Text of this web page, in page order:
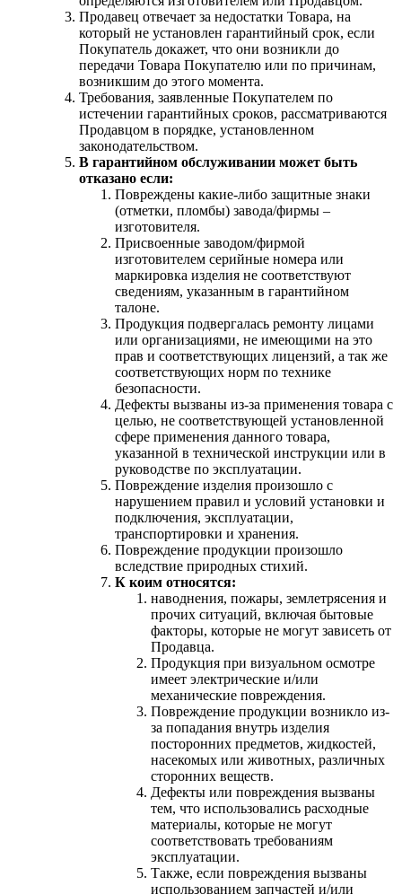
Продавец отвечает за недостатки Товара, на
который не установлен гарантийный срок, если
Покупатель докажет, что они возникли до
передачи Товара Покупателю или по причинам,
возникшим до этого момента.
Требования, заявленные Покупателем по
истечении гарантийных сроков, рассматриваются
Продавцом в порядке, установленном
законодательством.
В гарантийном обслуживании может быть
отказано если:
Повреждены какие-либо защитные знаки
(отметки, пломбы) завода/фирмы –
изготовителя.
Присвоенные заводом/фирмой
изготовителем серийные номера или
маркировка изделия не соответствуют
сведениям, указанным в гарантийном
талоне.
Продукция подвергалась ремонту лицами
или организациями, не имеющими на это
прав и соответствующих лицензий, а так же
соответствующих норм по технике
безопасности.
Дефекты вызваны из-за применения товара с
целью, не соответствующей установленной
сфере применения данного товара,
указанной в технической инструкции или в
руководстве по эксплуатации.
Повреждение изделия произошло с
нарушением правил и условий установки и
подключения, эксплуатации,
транспортировки и хранения.
Повреждение продукции произошло
вследствие природных стихий.
К коим относятся:
наводнения, пожары, землетрясения и
прочих ситуаций, включая бытовые
факторы, которые не могут зависеть от
Продавца.
Продукция при визуальном осмотре
имеет электрические и/или
механические повреждения.
Повреждение продукции возникло из-
за попадания внутрь изделия
посторонних предметов, жидкостей,
насекомых или животных, различных
сторонних веществ.
Дефекты или повреждения вызваны
тем, что использовались расходные
материалы, которые не могут
соответствовать требованиям
эксплуатации.
Также, если повреждения вызваны
использованием запчастей и/или